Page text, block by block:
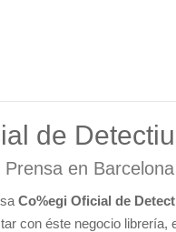
de
en Barcelona
Co%egi Oficial de
con éste negocio librería,